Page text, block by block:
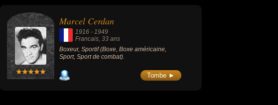
Marcel Cerdan
1916 - 1949
Francais, 33 ans
Boxeur, Sportif (Boxe, Boxe américaine,
Sport, Sport de combat).
Tombe ►